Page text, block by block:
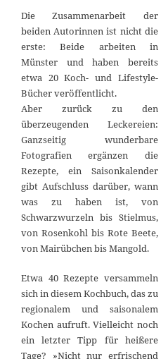
Die Zusammenarbeit der
beiden Autorinnen ist nicht die
erste: Beide arbeiten in
Münster und haben bereits
etwa 20 Koch- und Lifestyle-
Bücher veröffentlicht.
Aber zurück zu den
überzeugenden Leckereien:
Ganzseitig wunderbare
Fotografien ergänzen die
Rezepte, ein Saisonkalender
gibt Aufschluss darüber, wann
was zu haben ist, von
Schwarzwurzeln bis Stielmus,
von Rosenkohl bis Rote Beete,
von Mairübchen bis Mangold.
Etwa 40 Rezepte versammeln
sich in diesem Kochbuch, das zu
regionalem und saisonalem
Kochen aufruft. Vielleicht noch
ein letzter Tipp für heißere
Tage? »Nicht nur erfrischend